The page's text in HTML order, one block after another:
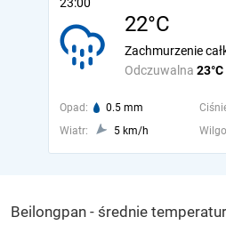
22°C
Odczuwalna 23°C
Zachmurzenie
Opad: 0.5 mm
Wiatr:
5 km/h
Beilongpan - średnie